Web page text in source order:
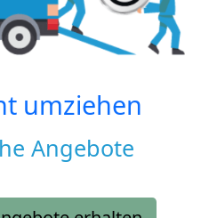
umziehen
Angebote